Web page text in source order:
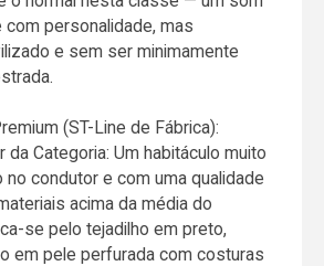
com personalidade, mas
e sem ser minimamente
(ST-Line de Fábrica):
da Categoria: Um habitáculo muito
no condutor e com uma qualidade
acima da média do
se pelo tejadilho em preto,
em pele perfurada com costuras